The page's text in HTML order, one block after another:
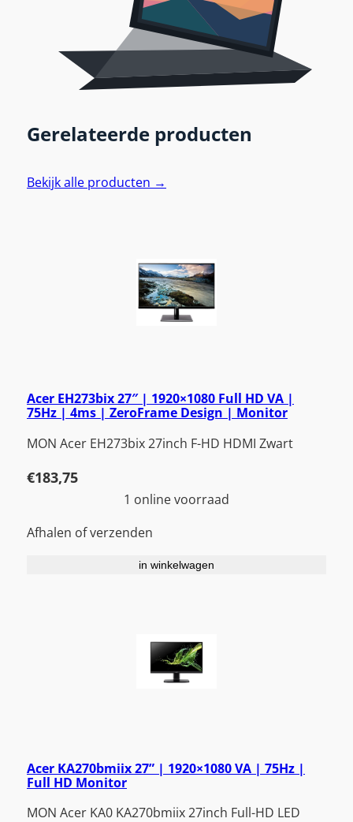
Gerelateerde producten
Bekijk alle producten →
Acer EH273bix 27″ | 1920×1080 Full HD VA |
75Hz | 4ms | ZeroFrame Design | Monitor
MON Acer EH273bix 27inch F-HD HDMI Zwart
€183,75
1 online voorraad
Afhalen of verzenden
in winkelwagen
Acer KA270bmiix 27” | 1920×1080 VA | 75Hz |
Full HD Monitor
MON Acer KA0 KA270bmiix 27inch Full-HD LED